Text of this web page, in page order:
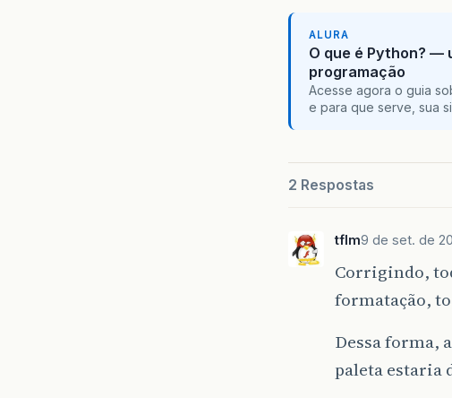
ALURA
O que é Python? —
programação
Acesse agora o guia
e para que serve, sua
2 Respostas
tflm9 de set. de
Corrigindo,
formatação,
Dessa forma,
paleta estaria